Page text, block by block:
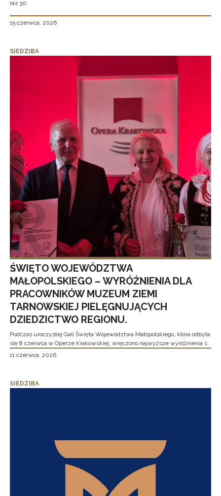
raz 50.
15 czerwca, 2026
SIEDZIBA
ŚWIĘTO WOJEWÓDZTWA
MAŁOPOLSKIEGO – WYRÓŻNIENIA DLA
PRACOWNIKÓW MUZEUM ZIEMI
TARNOWSKIEJ PIELĘGNUJĄCYCH
DZIEDZICTWO REGIONU.
Podczas uroczystej Gali Święta Województwa Małopolskiego, która odbyła
się 8 czerwca w Operze Krakowskiej, wręczono najwyższe wyróżnienia s
11 czerwca, 2026
SIEDZIBA